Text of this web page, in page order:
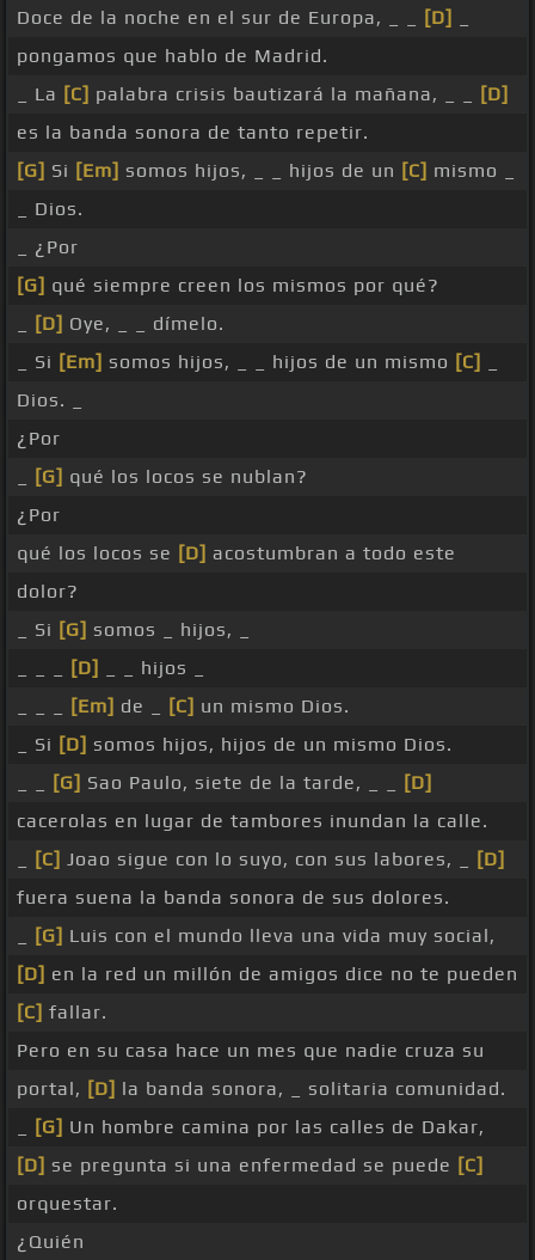
Doce de la noche en el sur de Europa, _ _
[D]
pongamos que hablo de Madrid.
_ La [C] palabra crisis bautizará la mañana, _ _
[D]
es la banda sonora de tanto repetir.
[G] Si [Em] somos hijos, _ _ hijos de un [C] mismo _
_ Dios.
_ ¿Por
[G] qué siempre creen los mismos por qué?
[D] Oye, _ _ dímelo.
_ Si [Em] somos hijos, _ _ hijos de un mismo [C]
Dios. _
¿Por
[G] qué los locos se nublan?
¿Por
qué los locos se [D] acostumbran a todo este
dolor?
_ Si [G] somos _ hijos, _
[D]
_ _ hijos _
[Em] de _ [C] un mismo Dios.
_ Si [D] somos hijos, hijos de un mismo Dios.
[G] Sao Paulo, siete de la tarde, _ _
[D]
cacerolas en lugar de tambores inundan la calle.
[C] Joao sigue con lo suyo, con sus labores, _
[D]
fuera suena la banda sonora de sus dolores.
[G] Luis con el mundo lleva una vida muy social,
[D] en la red un millón de amigos dice no te pueden
[C] fallar.
Pero en su casa hace un mes que nadie cruza su
portal, [D] la banda sonora, _ solitaria comunidad.
[G] Un hombre camina por las calles de Dakar,
[D] se pregunta si una enfermedad se puede [C]
orquestar.
¿Quién